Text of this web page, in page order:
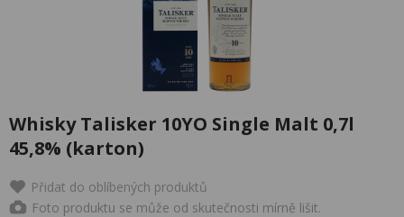
Whisky Talisker 10YO Single Malt 0,7l
45,8% (karton)
Přidat do oblíbených produktů
Foto produktu se může od skutečnosti mírně lišit.